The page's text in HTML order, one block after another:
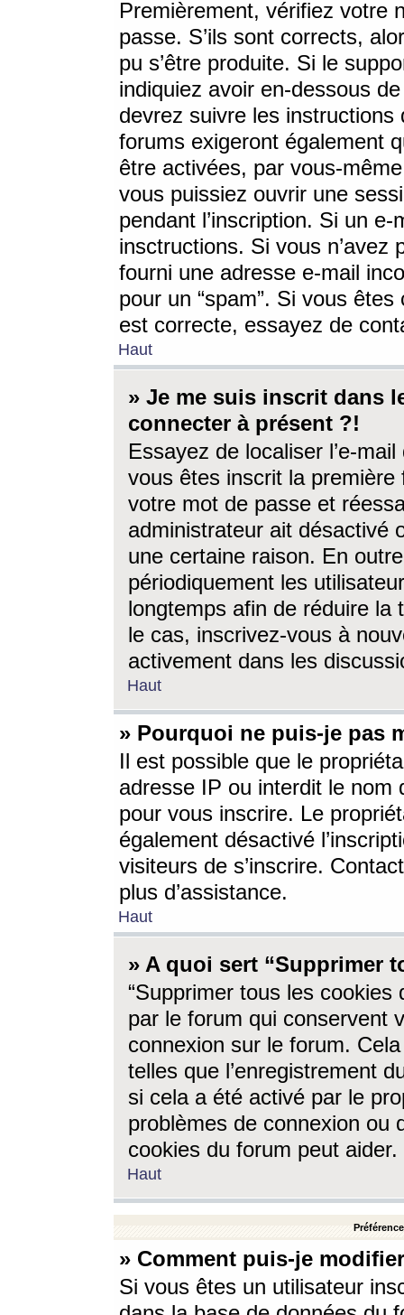
Premièrement, vérifiez votre
passe. S’ils sont corrects,
pu s’être produite. Si le
indiquiez avoir en-dessous
devrez suivre les
forums exigeront également
être activées, par vous-
vous puissiez ouvrir une
pendant l’inscription. Si un
insctructions. Si vous n’avez
fourni une adresse e-mail
pour un “spam”. Si vous
est correcte, essayez de
Haut
» Je me suis inscrit dans
connecter à présent ?!
Essayez de localiser l’e-
vous êtes inscrit la première
votre mot de passe et
administrateur ait désactivé
une certaine raison. En
périodiquement les
longtemps afin de réduire la
le cas, inscrivez-vous à
activement dans les
Haut
» Pourquoi ne puis-je pas
Il est possible que le
adresse IP ou interdit le nom
pour vous inscrire. Le
également désactivé
visiteurs de s’inscrire.
plus d’assistance.
Haut
» A quoi sert “Supprimer
“Supprimer tous les cookies
par le forum qui conservent
connexion sur le forum.
telles que l’enregistrement
si cela a été activé par le
problèmes de connexion ou
cookies du forum peut aider.
Haut
» Comment puis-je
Si vous êtes un utilisateur